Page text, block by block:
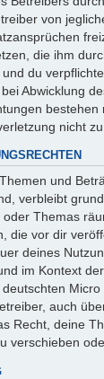
von
die ihm
du
Abwicklung
bestehen
nicht
und
verbleibt
Themas
die vor dir
deines
im Kontext der
Micro
auch
Recht, deine
verschieben